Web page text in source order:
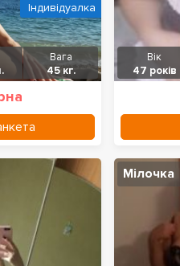
Вага
45 кг.
Індивідуалка
Вік
47 років
Мілочка